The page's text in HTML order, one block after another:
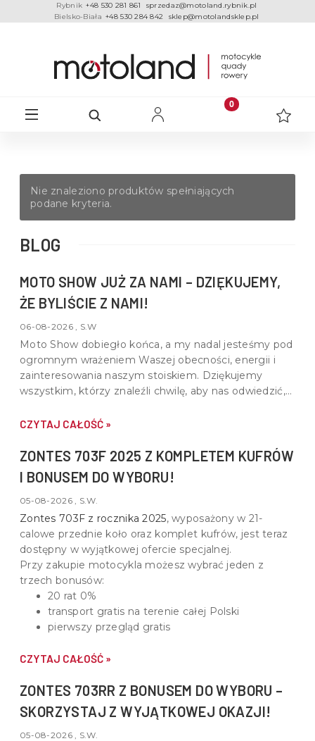
Rybnik +48 530 281 861
sprzedaz@motoland.rybnik.pl
Bielsko-Biała +48 530 284 842 sklep@motolandsklep.pl
Nie znaleziono produktów spełniających
podane kryteria.
BLOG
MOTO SHOW JUŻ ZA NAMI – DZIĘKUJEMY,
ŻE BYLIŚCIE Z NAMI!
06-08-2026 , S.W
Moto Show dobiegło końca, a my nadal jesteśmy pod
ogromnym wrażeniem Waszej obecności, energii i
zainteresowania naszym stoiskiem. Dziękujemy
wszystkim, którzy znaleźli chwilę, aby nas odwiedzić,
do motoryzacji.
CZYTAJ CAŁOŚĆ »
ZONTES 703F 2025 Z KOMPLETEM KUFRÓW
I BONUSEM DO WYBORU!
05-08-2026 , S.W.
Zontes 703F z rocznika 2025, wyposażony w 21-
calowe przednie koło oraz komplet kufrów, jest teraz
dostępny w wyjątkowej ofercie specjalnej.
Przy zakupie motocykla możesz wybrać jeden z
trzech bonusów:
20 rat 0%
transport gratis na terenie całej Polski
pierwszy przegląd gratis
CZYTAJ CAŁOŚĆ »
ZONTES 703RR Z BONUSEM DO WYBORU –
SKORZYSTAJ Z WYJĄTKOWEJ OKAZJI!
05-08-2026 , S.W.